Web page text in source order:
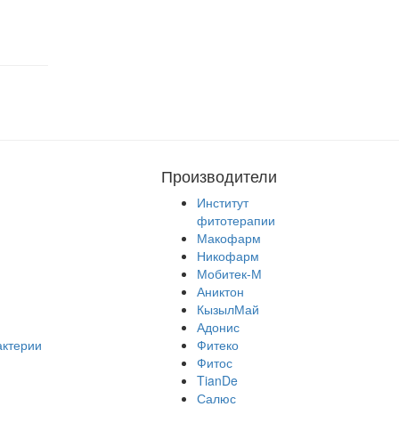
Производители
Институт
фитотерапии
Макофарм
Никофарм
Мобитек-М
Аниктон
КызылМай
Адонис
Фитеко
Фитос
TianDe
Салюс